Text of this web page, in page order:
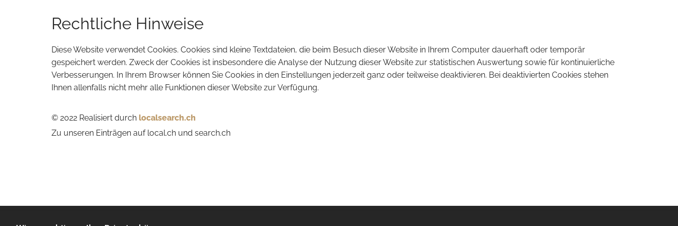
Rechtliche Hinweise
Diese Website verwendet Cookies. Cookies sind kleine Textdateien, die beim Besuch dieser Website in Ihrem Computer dauerhaft oder temporär
gespeichert werden. Zweck der Cookies ist insbesondere die Analyse der Nutzung dieser Website zur statistischen Auswertung sowie für kontinuierliche
Verbesserungen. In Ihrem Browser können Sie Cookies in den Einstellungen jederzeit ganz oder teilweise deaktivieren. Bei deaktivierten Cookies stehen
Ihnen allenfalls nicht mehr alle Funktionen dieser Website zur Verfügung.
© 2022 Realisiert durch localsearch.ch
Zu unseren Einträgen auf local.ch und search.ch